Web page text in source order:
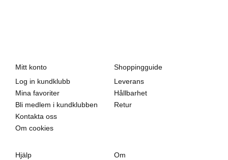
Mitt konto
Log in kundklubb
Mina favoriter
Bli medlem i kundklubben
Kontakta oss
Om cookies
Shoppingguide
Leverans
Hållbarhet
Retur
Hjälp Om